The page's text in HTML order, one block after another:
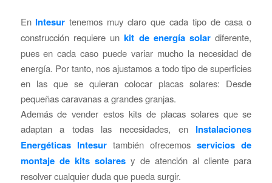
En Intesur tenemos muy claro que cada tipo de casa o
construcción requiere unkit de energía solar diferente,
pues en cada caso puede variar mucho la necesidad de
energía. Por tanto, nos ajustamos a todo tipo de superficies
en las que se quieran colocar placas solares: Desde
pequeñas caravanas a grandes granjas.
Además de vender estos kits de placas solares que se
adaptan a todas las necesidades, en Instalaciones
Energéticas Intesurtambién ofrecemosservicios de
montaje de kits solares y de atención al cliente para
resolver cualquier duda que pueda surgir.